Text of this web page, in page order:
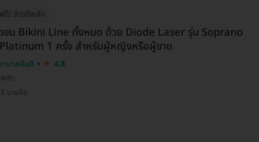
รี! จ่ายทีหลัง
ขน Bikini Line ทั้งหมด ด้วย Diode Laser รุ่น Soprano
1 ครั้ง สำหรับผู้หญิงหรือผู้ชาย
าบาลยันฮี
4.8
พลัด
บางอ้อ